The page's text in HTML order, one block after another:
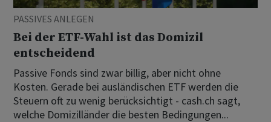
PASSIVES ANLEGEN
Bei der ETF-Wahl ist das Domizil
entscheidend
Passive Fonds sind zwar billig, aber nicht ohne
Kosten. Gerade bei ausländischen ETF werden die
Steuern oft zu wenig berücksichtigt - cash.ch sagt,
welche Domizilländer die besten Bedingungen...